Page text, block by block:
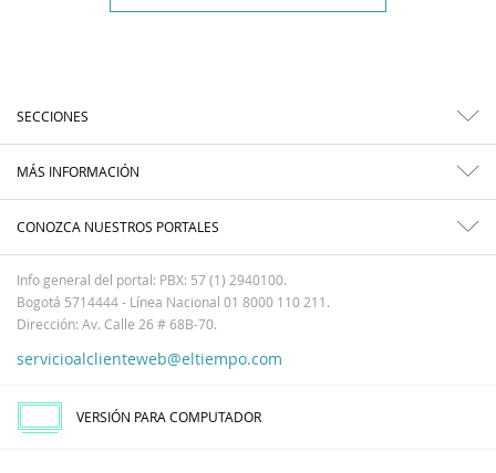
SECCIONES
MÁS INFORMACIÓN
CONOZCA NUESTROS PORTALES
Info general del portal: PBX: 57 (1) 2940100.
Bogotá 5714444 - Línea Nacional 01 8000 110 211.
Dirección: Av. Calle 26 # 68B-70.
servicioalclienteweb@eltiempo.com
VERSIÓN PARA COMPUTADOR